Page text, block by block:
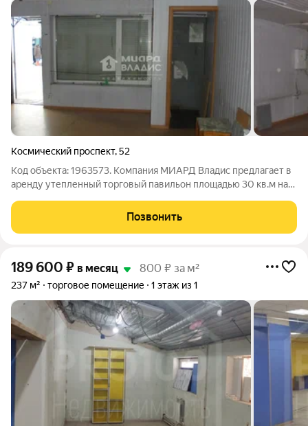
Космический проспект,52
Код объекта: 1963573. Компания МИАРД Владис предлагает в
аренду утепленный торговый павильон площадью 30 кв.м на
покупательский трафик. Воспользуйтесь шансом занять
достойное место в
Позвонить
189 600 ₽ в месяц 800 ₽ за м²
237 м² торговое помещение 1 этаж из 1